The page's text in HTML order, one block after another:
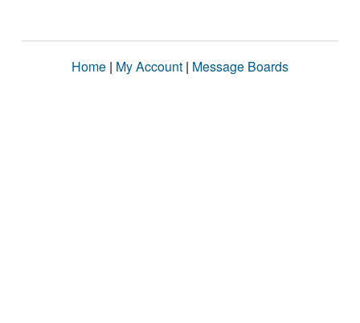
Home | My Account | Message Boards